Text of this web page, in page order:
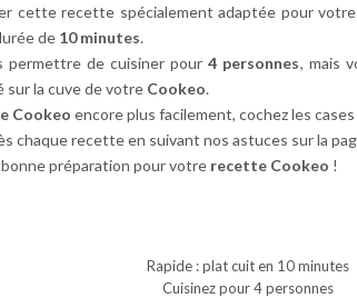
cette recette spécialement adaptée pour
de 10 minutes.
permettre de cuisiner pour4 personnes, mais
sur la cuve de votre Cookeo.
Cookeo encore plus facilement, cochez les
chaque recette en suivant nos astuces sur la
préparation pour votre recette Cookeo !
Rapide : plat cuit en 10 minutes
Cuisinez pour 4 personnes